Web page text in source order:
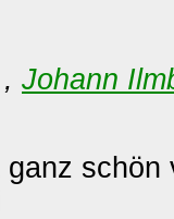
Johann
schön